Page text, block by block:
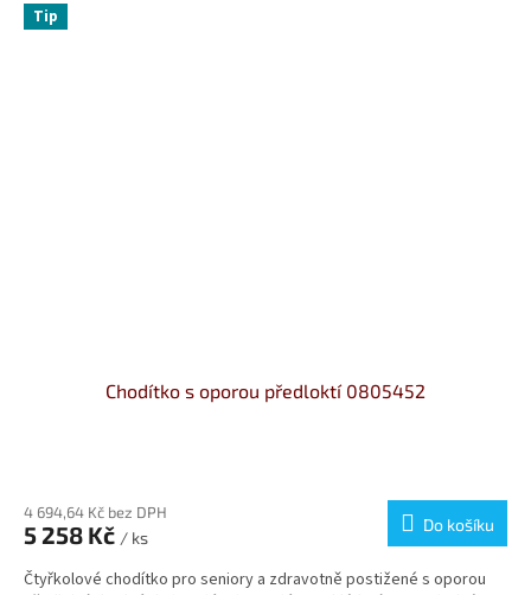
Tip
Chodítko s oporou předloktí 0805452
produktu
je
z
4 694,64 Kč bez DPH
5 258 Kč / ks
Do košíku
Čtyřkolové chodítko pro seniory a zdravotně postižené s oporou